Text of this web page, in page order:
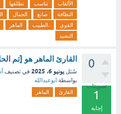
الألقاب تناسب نطلقها
النظافة
صانع الجمال
القوي
،الطبيب الماهر
النشيد
0
تصويتات
1
إجابة
القارئ الماهر هو [تم
سُئل يونيو 6، 2025 في تصنيف
بواسطة ابوعبدالله
القارئ الماهر